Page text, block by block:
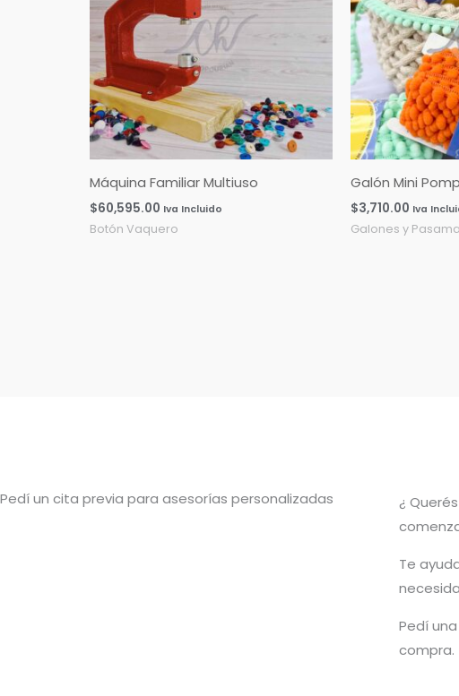
Máquina Familiar Multiuso
$60,595.00 Iva Incluido
Botón Vaquero
Galón Mini
$3,710.00 Iva
Galones y
Pedí un cita previa para asesorías personalizadas ¿
Te
Pedí
compra.